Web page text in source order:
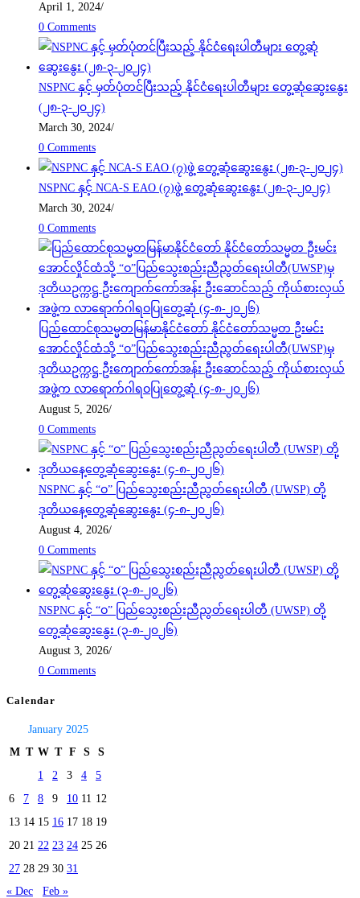
April 1, 2024/
0 Comments
NSPNC နှင့် မှတ်ပုံတင်ပြီးသည့် နိုင်ငံရေးပါတီများ တွေ့ဆုံဆွေးနွေး
(၂၈-၃-၂၀၂၄)
March 30, 2024/
0 Comments
NSPNC နှင့် NCA-S EAO (၇)ဖွဲ့ တွေ့ဆုံဆွေးနွေး (၂၈-၃-၂၀၂၄)
March 30, 2024/
0 Comments
ပြည်ထောင်စုသမ္မတမြန်မာနိုင်ငံတော် နိုင်ငံတော်သမ္မတ ဦးမင်း
အောင်လှိုင်ထံသို့ “ဝ”ပြည်သွေးစည်းညီညွတ်ရေးပါတီ(UWSP)မှ
ဒုတိယဥက္ကဋ္ဌ ဦးကျောက်ကော်အန်း ဦးဆောင်သည့် ကိုယ်စားလှယ်
အဖွဲ့က လာရောက်ဂါရဝပြုတွေ့ဆုံ (၄-၈-၂၀၂၆)
August 5, 2026/
0 Comments
NSPNC နှင့် “ဝ” ပြည်သွေးစည်းညီညွတ်ရေးပါတီ (UWSP) တို့
ဒုတိယနေ့တွေ့ဆုံဆွေးနွေး (၄-၈-၂၀၂၆)
August 4, 2026/
0 Comments
NSPNC နှင့် “ဝ” ပြည်သွေးစည်းညီညွတ်ရေးပါတီ (UWSP) တို့
တွေ့ဆုံဆွေးနွေး (၃-၈-၂၀၂၆)
August 3, 2026/
0 Comments
Calendar
January 2025
M T W T F S
S
1
2 3 4
5
6
7 8 9 10 11 12
13 14 15 16 17 18 19
20 21 22 23 24 25 26
27 28 29 30 31
« Dec
Feb »